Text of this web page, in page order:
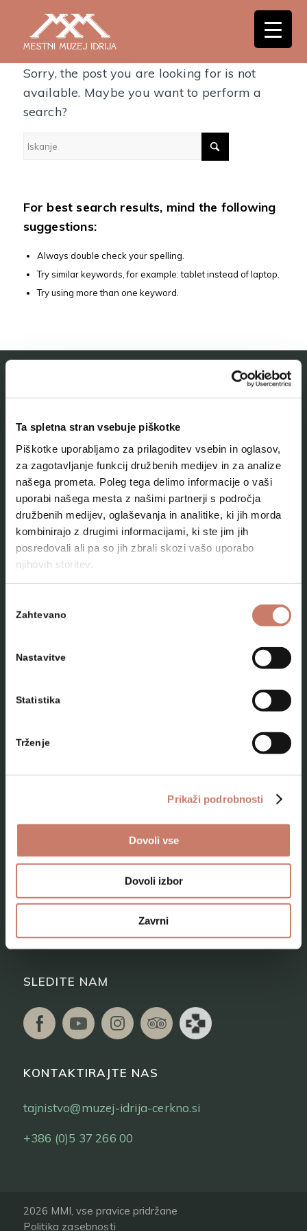
Ta spletna stran vsebuje piškotke
Piškotke uporabljamo za prilagoditev vsebin in oglasov,
za zagotavljanje funkcij družbenih medijev in za analize
našega prometa. Poleg tega delimo informacije o vaši
uporabi našega mesta z našimi partnerji s področja
družbenih medijev, oglaševanja in analitike, ki jih morda
kombinirajo z drugimi informacijami, ki ste jim jih
posredovali ali pa so jih zbrali skozi vašo uporabo
njihovih storitev.
soglasja
Zahtevano
Nastavitve
Statistika
Trženje
Prikaži podrobnosti
Dovoli vse
Dovoli izbor
Zavrni
Nothing Found
Sorry, the post you are looking for is not
available. Maybe you want to perform a
search?
For best search results, mind the following
suggestions:
Always double check your spelling.
Try similar keywords, for example: tablet instead of laptop.
Try using more than one keyword.
O muzeju
Naše zbirke
Aktualno
Kontakt
Kam na izlet
Programi za skupine odraslih
Kje smo
SLEDITE NAM
KONTAKTIRAJTE NAS
tajnistvo@muzej-idrija-cerkno.si
+386 (0)5 37 266 00
2026 MMI, vse pravice pridržane
Politika zasebnosti